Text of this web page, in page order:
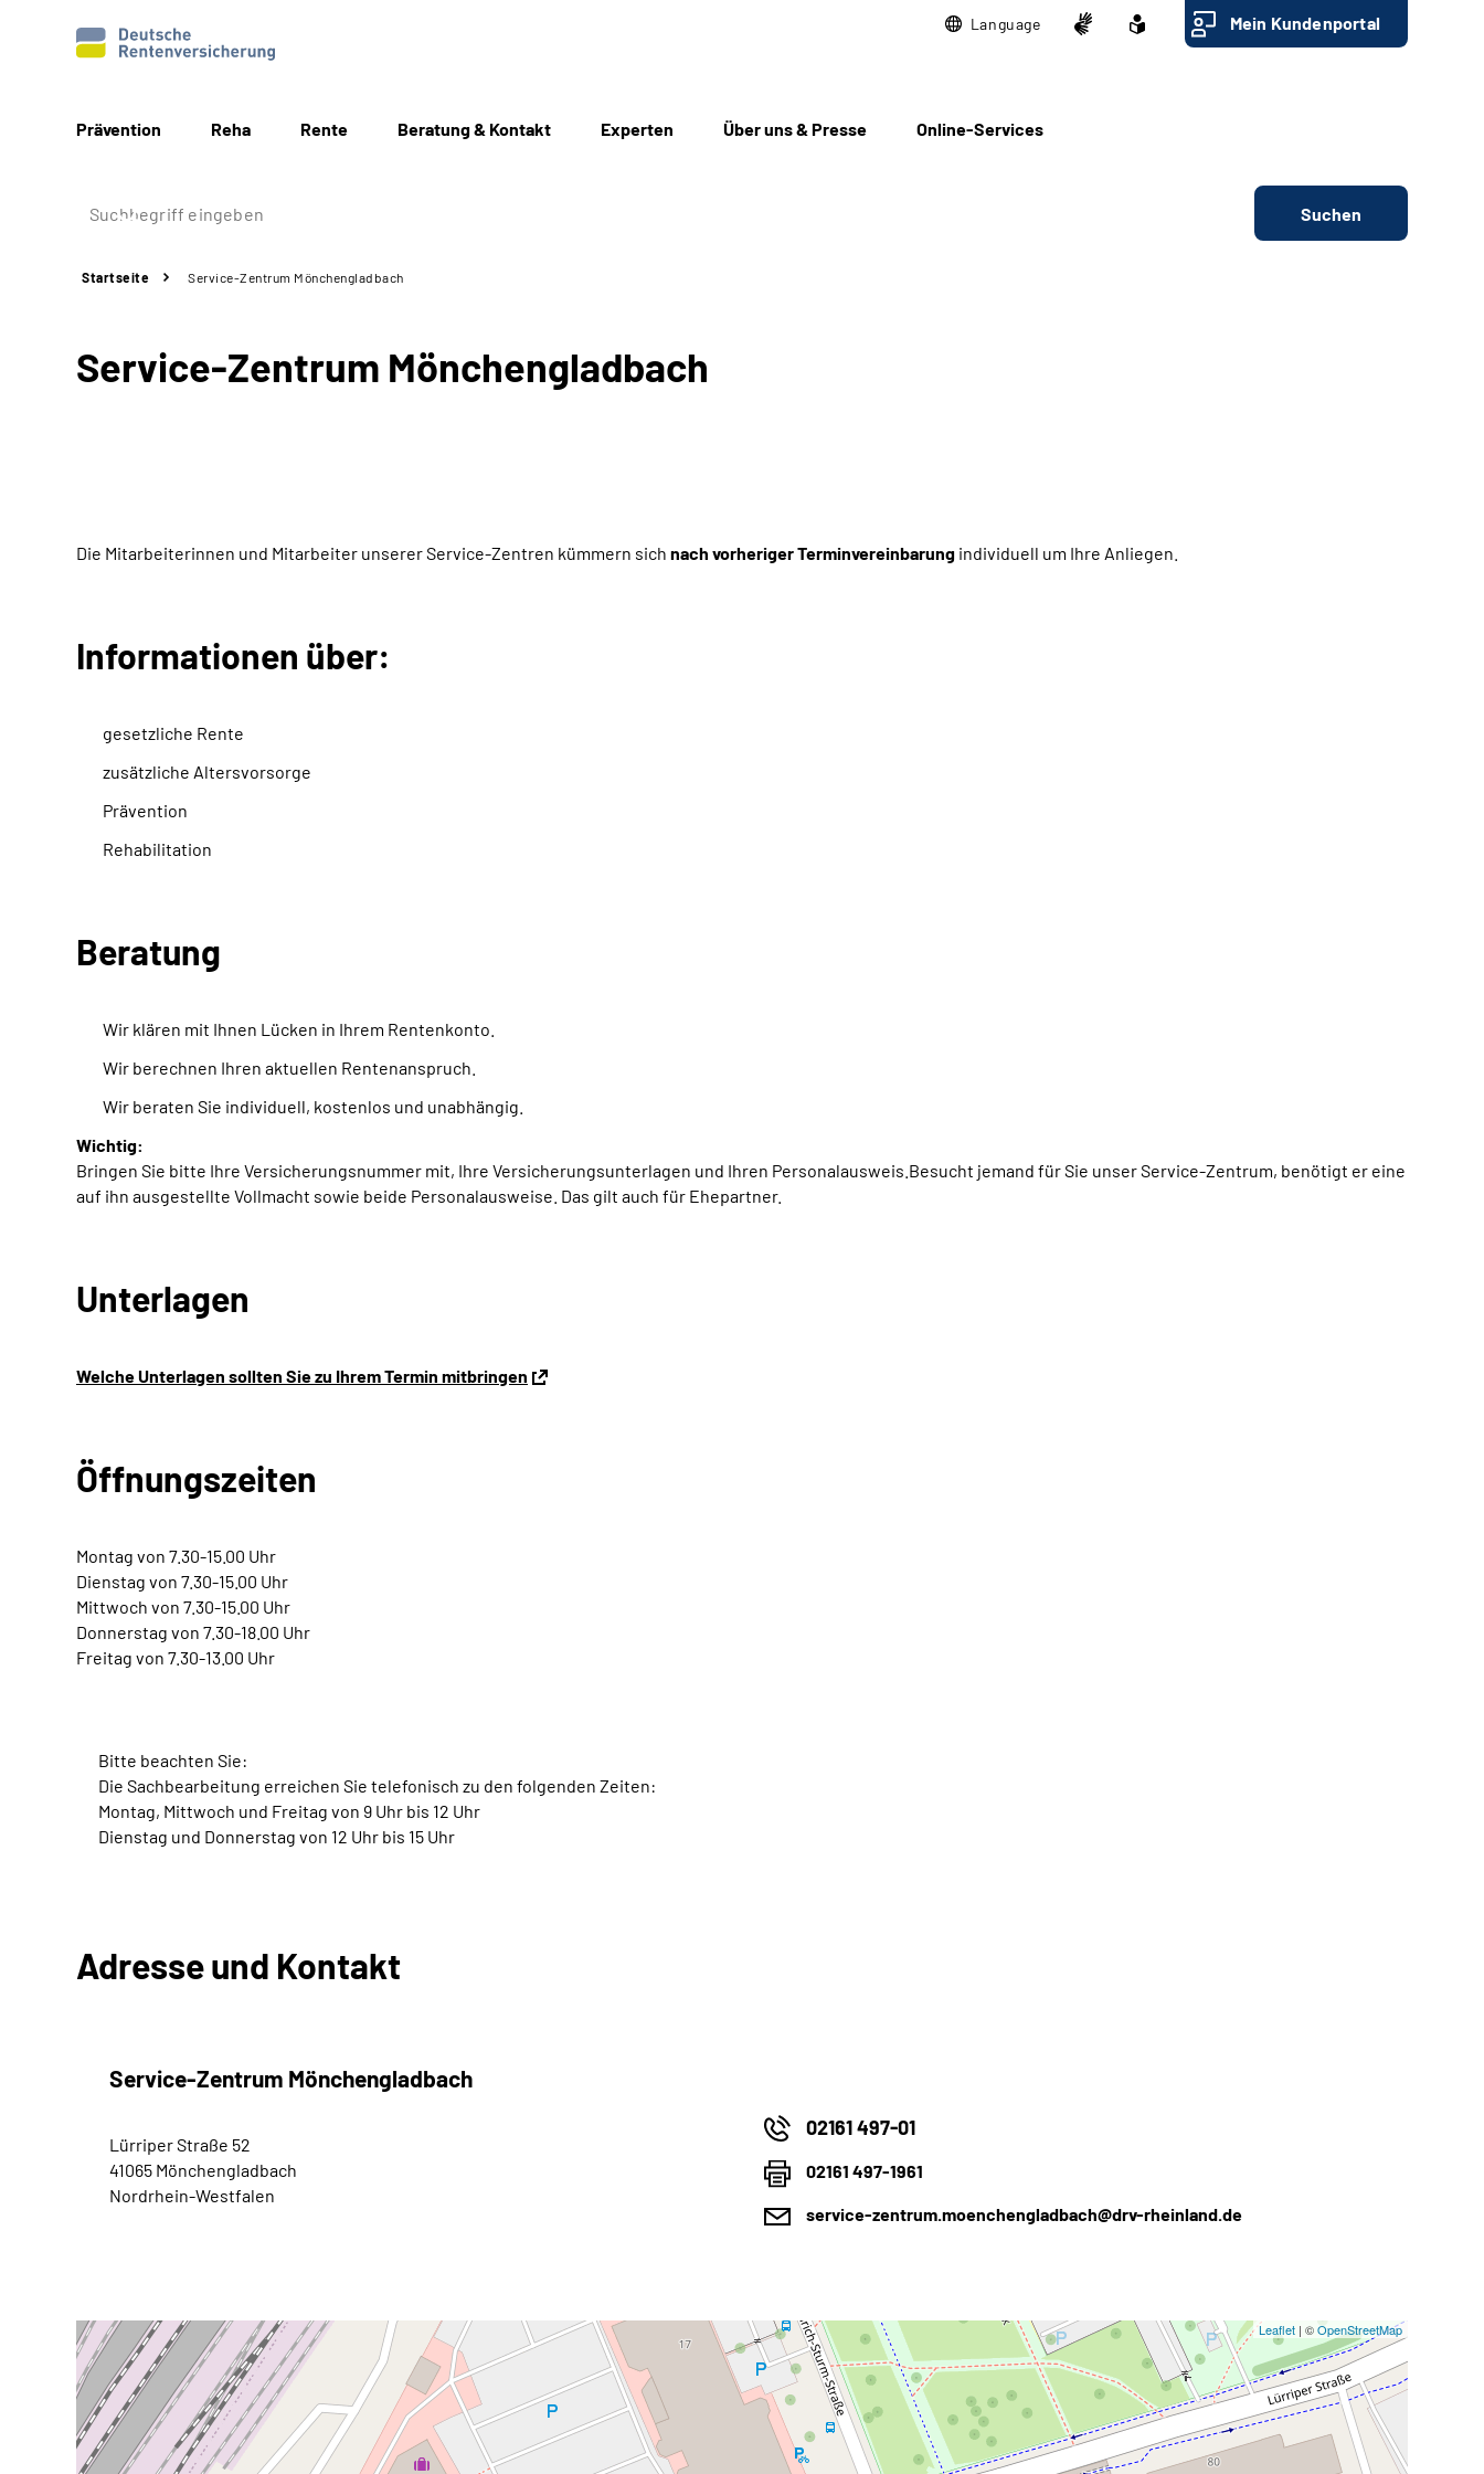
Language Mein Kundenportal
Prävention Reha Rente Beratung & Kontakt Experten Über uns & Presse Online-Services
Suchen
Startseite Service-Zentrum Mönchengladbach
Service-Zentrum Mönchengladbach
Die Mitarbeiterinnen und Mitarbeiter unserer Service-Zentren kümmern sich nach vorheriger Terminvereinbarung individuell um Ihre Anliegen.
Informationen über:
gesetzliche Rente
zusätzliche Altersvorsorge
Prävention
Rehabilitation
Beratung
Wir klären mit Ihnen Lücken in Ihrem Rentenkonto.
Wir berechnen Ihren aktuellen Rentenanspruch.
Wir beraten Sie individuell, kostenlos und unabhängig.
Wichtig:
Bringen Sie bitte Ihre Versicherungsnummer mit, Ihre Versicherungsunterlagen und Ihren Personalausweis.Besucht jemand für Sie unser Service-Zentrum, benötigt er eine
auf ihn ausgestellte Vollmacht sowie beide Personalausweise. Das gilt auch für Ehepartner.
Unterlagen
Welche Unterlagen sollten Sie zu Ihrem Termin mitbringen
Öffnungszeiten
Montag von 7.30-15.00 Uhr
Dienstag von 7.30-15.00 Uhr
Mittwoch von 7.30-15.00 Uhr
Donnerstag von 7.30-18.00 Uhr
Freitag von 7.30-13.00 Uhr
Bitte beachten Sie:
Die Sachbearbeitung erreichen Sie telefonisch zu den folgenden Zeiten:
Montag, Mittwoch und Freitag von 9 Uhr bis 12 Uhr
Dienstag und Donnerstag von 12 Uhr bis 15 Uhr
Adresse und Kontakt
Service-Zentrum Mönchengladbach
Lürriper Straße 52
41065 Mönchengladbach
Nordrhein-Westfalen
02161 497-01
02161 497-1961
service-zentrum.moenchengladbach@drv-rheinland.de
Leaflet | ©OpenStreetMap